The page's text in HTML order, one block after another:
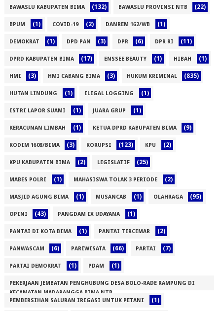
BAWASLU KABUPATEN BIMA (132) BAWASLU PROVINSI NTB (22)
BPUM (1) COVID-19 (2) DANREM 162/WB (1)
DEMOKRAT (1) DPD PAN (3) DPR (6) DPR RI (11)
DPRD KABUPATEN BIMA (17) ENSSEE BEAUTY (1) HIBAH (1)
HMI (3) HMI CABANG BIMA (3) HUKUM KRIMINAL (835)
HUTAN LINDUNG (1) ILEGAL LOGGING (1)
ISTRI LAPOR SUAMI (1) JUARA GRUP (1)
KERACUNAN LIMBAH (1) KETUA DPRD KABUPATEN BIMA (9)
KODIM 1608/BIMA (3) KORUPSI (123) KPU (2)
KPU KABUPATEN BIMA (2) LEGISLATIF (25)
MABES POLRI (1) MAHASISWA TOLAK 3 PERIODE (2)
MASJID AGUNG BIMA (1) MUSANCAB (1) OLAHRAGA (95)
OPINI (43) PANGDAM IX UDAYANA (1)
PANTAI DI KOTA BIMA (1) PANTAI TERCEMAR (2)
PANWASCAM (6) PARIWISATA (66) PARTAI (7)
PARTAI DEMOKRAT (1) PDAM (1)
PEKERJAAN JEMBATAN PENGHUBUNG DESA BOLO-RADE RAMPUNG DI
KECAMATAN MADAPANGGA BIMA NTB
(1)PEMBERSIHAN SALURAN IRIGASI UNTUK PETANI (1)